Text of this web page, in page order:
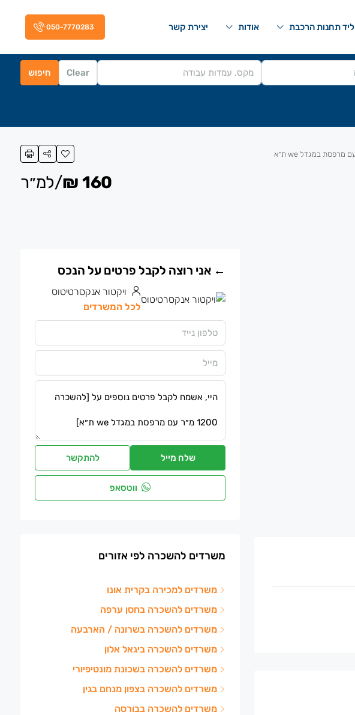
ליד תחנות הרכבת אודות יצירת קשר 050-7770283
Clear חיפוש
160 ₪ /למ״ר
ויקטור אנקסרטיטוס
לכל המשרדים
שלח מייל להתקשר
ווטסאפ
משרדים להשכרה לפי אזורים
משרדים למכירה בקרית אונו
משרדים להשכרה בחסן ערפה
משרדים להשכרה בשרונה / הארבעה
משרדים להשכרה ביגאל אלון
משרדים להשכרה בשכונת מונטיפיורי
משרדים להשכרה בצפון מנחם בגין
משרדים להשכרה בבורסה